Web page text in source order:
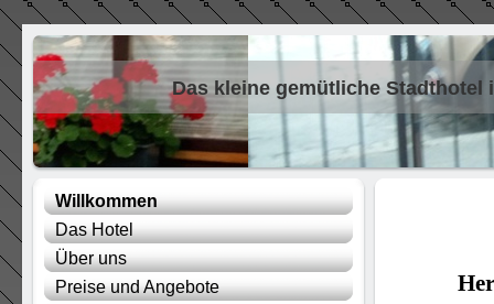
Das kleine gemütliche
Willkommen
Das Hotel
Über uns
Preise und Angebote